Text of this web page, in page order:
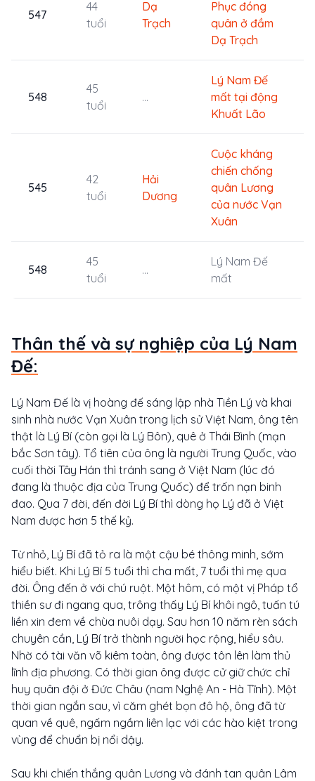
547
44
tuổi
Dạ
Trạch
Phục đóng
quân ở đầm
Dạ Trạch
548
45
tuổi
...
Lý Nam Đế
mất tại động
Khuất Lão
545
42
tuổi
Hải
Dương
Cuộc kháng
chiến chống
quân Lương
của nước Vạn
Xuân
548
45
tuổi
...
Lý Nam Đế
mất
Thân thế và sự nghiệp của Lý Nam
Đế:
Lý Nam Đế là vị hoàng đế sáng lập nhà Tiền Lý và khai
sinh nhà nước Vạn Xuân trong lịch sử Việt Nam, ông tên
thật là Lý Bí (còn gọi là Lý Bôn), quê ở Thái Bình (mạn
bắc Sơn tây). Tổ tiên của ông là người Trung Quốc, vào
cuối thời Tây Hán thì tránh sang ở Việt Nam (lúc đó
đang là thuộc địa của Trung Quốc) để trốn nạn binh
đao. Qua 7 đời, đến đời Lý Bí thì dòng họ Lý đã ở Việt
Nam được hơn 5 thế kỷ.
Từ nhỏ, Lý Bí đã tỏ ra là một cậu bé thông minh, sớm
hiểu biết. Khi Lý Bí 5 tuổi thì cha mất, 7 tuổi thì mẹ qua
đời. Ông đến ở với chú ruột. Một hôm, có một vị Pháp tổ
thiền sư đi ngang qua, trông thấy Lý Bí khôi ngô, tuấn tú
liền xin đem về chùa nuôi dạy. Sau hơn 10 năm rèn sách
chuyên cần, Lý Bí trở thành người học rộng, hiểu sâu.
Nhờ có tài văn võ kiêm toàn, ông được tôn lên làm thủ
lĩnh địa phương. Có thời gian ông được cử giữ chức chỉ
huy quân đội ở Đức Châu (nam Nghệ An - Hà Tĩnh). Một
thời gian ngắn sau, vì căm ghét bọn đô hộ, ông đã từ
quan về quê, ngấm ngầm liên lạc với các hào kiệt trong
vùng để chuẩn bị nổi dậy.
Sau khi chiến thắng quân Lương và đánh tan quân Lâm